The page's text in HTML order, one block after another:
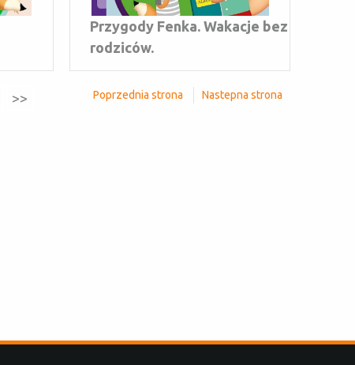
Przygody Fenka. Wakacje bez
rodziców.
>> Poprzednia strona Nastepna strona